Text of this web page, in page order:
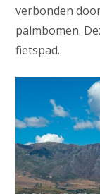
verbonden
palmbomen.
fietspad.